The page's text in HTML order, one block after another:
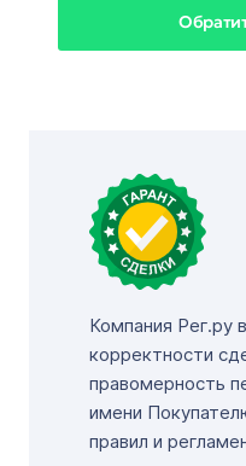
Компания Рег.ру
корректности
правомерность
имени
правил и